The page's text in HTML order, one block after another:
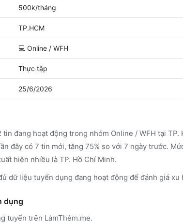
500k/tháng
TP.HCM
💻 Online / WFH
Thực tập
25/6/2026
đang hoạt động trong nhóm Online / WFH tại
đây có 7 tin mới, tăng 75% so với 7 ngày trước.
hiện nhiều là TP. Hồ Chí Minh.
dữ liệu tuyển dụng đang hoạt động để đánh giá xu
dụng
tuyển trên LàmThêm.me.